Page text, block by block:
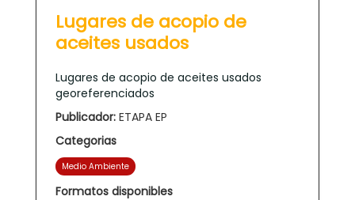
Lugares de acopio de
aceites usados
Lugares de acopio de aceites usados
georeferenciados
Publicador: ETAPA EP
Categorias
Medio Ambiente
Formatos disponibles